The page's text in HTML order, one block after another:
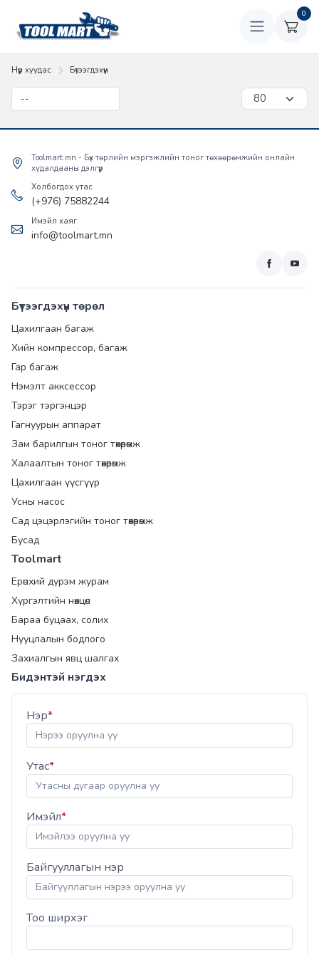
0
Нүүр хуудас Бүтээгдэхүүн
Toolmart.mn - Бүх төрлийн мэргэжлийн тоног төхөөрөмжийн онлайн
худалдааны дэлгүүр
Холбогдох утас
(+976) 75882244
Имэйл хаяг
info@toolmart.mn
Бүтээгдэхүүн төрөл
Цахилгаан багаж
Хийн компрессор, багаж
Гар багаж
Нэмэлт акксессор
Тэрэг тэргэнцэр
Гагнуурын аппарат
Зам барилгын тоног төхөөрөмж
Халаалтын тоног төхөөрөмж
Цахилгаан үүсгүүр
Усны насос
Сад цэцэрлэгийн тоног төхөөрөмж
Бусад
Toolmart
Ерөнхий дүрэм журам
Хүргэлтийн нөхцөл
Бараа буцаах, солих
Нууцлалын бодлого
Захиалгын явц шалгах
Бидэнтэй нэгдэх
Нэр*
Утас*
Имэйл*
Байгууллагын нэр
Тоо ширхэг